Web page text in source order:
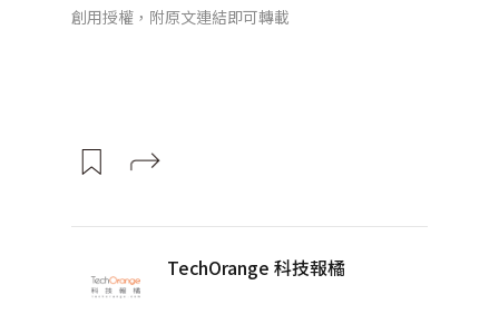
創用授權，附原文連結即可轉載
TechOrange 科技報橘